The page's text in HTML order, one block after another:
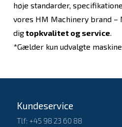
høje standarder,
vores HM Machinery brand
digtopkvalitet og service.
*Gælder kun udvalgte
Kundeservice
Tlf: +45 98 23 60 88